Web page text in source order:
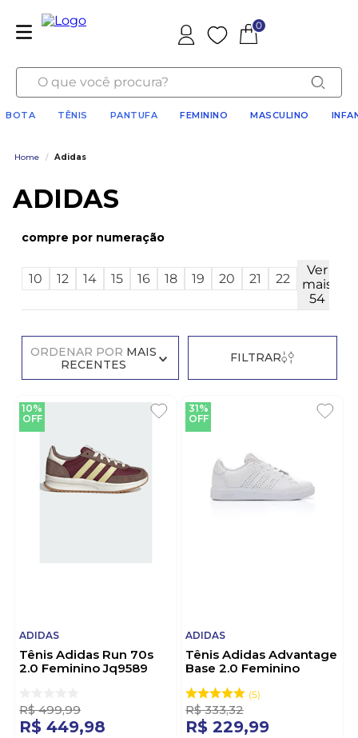
Favoritos
0
O que você procura?
BOTA TÊNIS PANTUFA FEMININO MASCULINO
Home / Adidas
ADIDAS
numeração
10 12 14 15 16 18 19 20 21 22
Ver
mais
54
ORDENAR POR MAIS
RECENTES
FILTRAR
10%
OFF
ADIDAS
Tênis Adidas Run 70s
2.0 Feminino Jq9589
R$ 499,99
R$ 449,98
31%
OFF
ADIDAS
Tênis Adidas Advantage
Base 2.0 Feminino
5
R$ 333,32
R$ 229,99